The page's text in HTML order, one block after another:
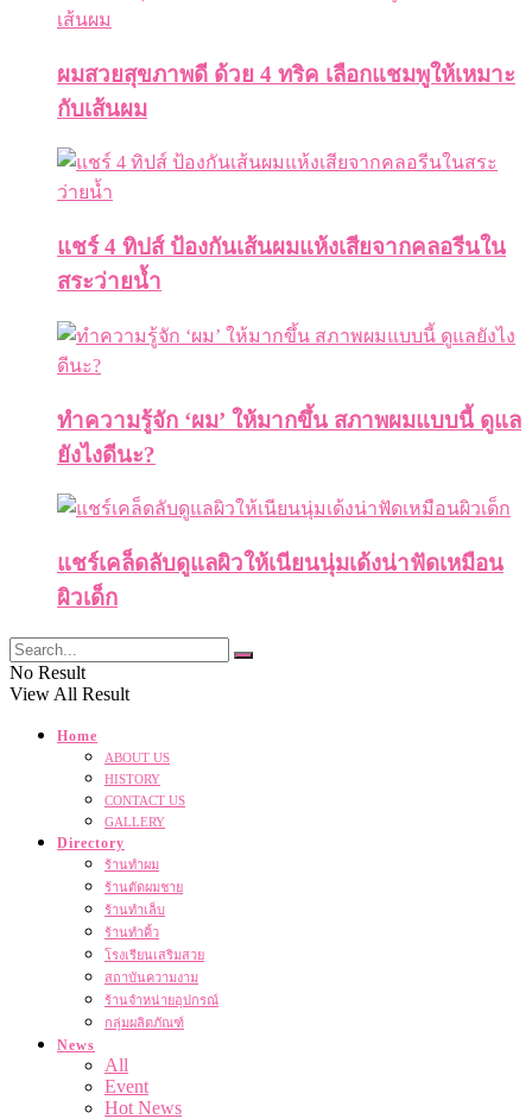
ผมสวยสุขภาพดี ด้วย 4 ทริค เลือกแชมพูให้เหมาะ
กับเส้นผม
แชร์ 4 ทิปส์ ป้องกันเส้นผมแห้งเสียจากคลอรีนใน
สระว่ายน้ำ
ทำความรู้จัก ‘ผม’ ให้มากขึ้น สภาพผมแบบนี้ ดูแล
ยังไงดีนะ?
แชร์เคล็ดลับดูแลผิวให้เนียนนุ่มเด้งน่าฟัดเหมือน
ผิวเด็ก
No Result
View All Result
Home
ABOUT US
HISTORY
CONTACT US
GALLERY
Directory
ร้านทำผม
ร้านตัดผมชาย
ร้านทำเล็บ
ร้านทำคิ้ว
โรงเรียนเสริมสวย
สถาบันความงาม
ร้านจำหน่ายอุปกรณ์
กลุ่มผลิตภัณฑ์
News
All
Event
Hot News